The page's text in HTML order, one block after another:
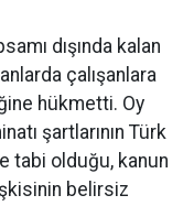
dışında kalan
çalışanlara
hükmetti. Oy
şartlarının Türk
tabi olduğu, kanun
belirsiz